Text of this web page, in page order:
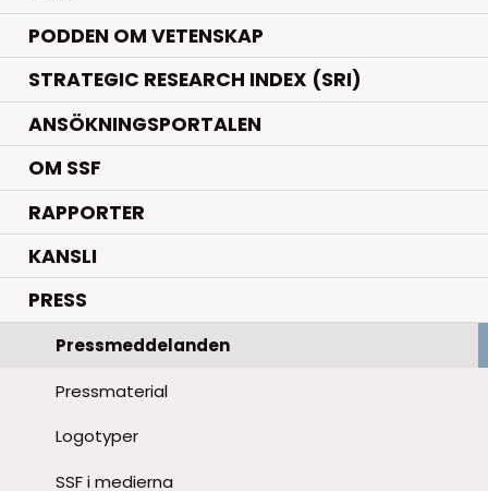
PODDEN OM VETENSKAP
STRATEGIC RESEARCH INDEX (SRI)
ANSÖKNINGSPORTALEN
OM SSF
RAPPORTER
KANSLI
PRESS
Pressmeddelanden
Pressmaterial
Logotyper
SSF i medierna